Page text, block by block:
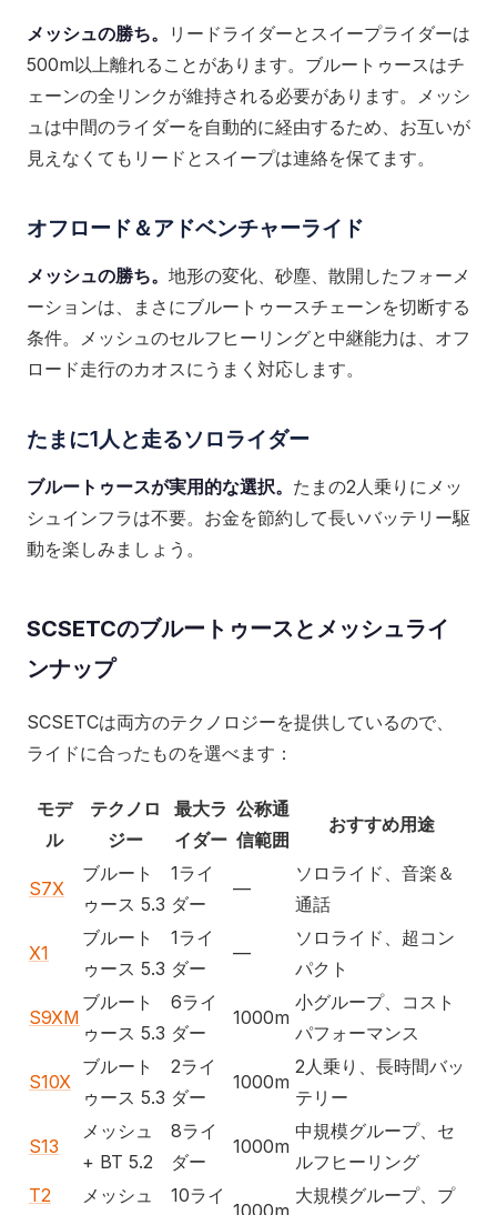
メッシュの勝ち。
リードライダーとスイープライダーは
500m以上離れることがあります。ブルートゥースはチ
ェーンの全リンクが維持される必要があります。メッシ
ュは中間のライダーを自動的に経由するため、お互いが
見えなくてもリードとスイープは連絡を保てます。
オフロード＆アドベンチャーライド
メッシュの勝ち。 地形の変化、砂塵、散開したフォーメ
ーションは、まさにブルートゥースチェーンを切断する
条件。メッシュのセルフヒーリングと中継能力は、オフ
ロード走行のカオスにうまく対応します。
たまに1人と走るソロライダー
ブルートゥースが実用的な選択。 たまの2人乗りにメッ
シュインフラは不要。お金を節約して長いバッテリー駆
動を楽しみましょう。
SCSETCのブルートゥースとメッシュライ
ンナップ
SCSETCは両方のテクノロジーを提供しているので、
ライドに合ったものを選べます：
モデ
ル
テクノロ
ジー
最大ラ
イダー
公称通
信範囲
おすすめ用途
S7X
ブルート
ゥース 5.3
1ライ
ダー
—
ソロライド、音楽＆
通話
X1
ブルート
ゥース 5.3
1ライ
ダー
—
ソロライド、超コン
パクト
S9XM
ブルート
ゥース 5.3
6ライ
ダー
1000m
小グループ、コスト
パフォーマンス
S10X
ブルート
ゥース 5.3
2ライ
ダー
1000m
2人乗り、長時間バッ
テリー
S13
メッシュ
+ BT 5.2
8ライ
ダー
1000m
中規模グループ、セ
ルフヒーリング
T2
メッシュ 10ライ
1000m
大規模グループ、プ